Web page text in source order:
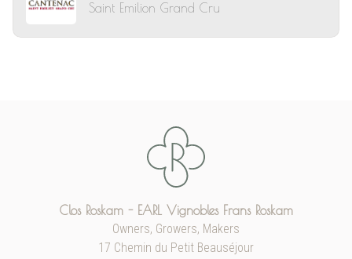
Saint Emilion Grand Cru
Clos Roskam - EARL Vignobles Frans Roskam
Owners, Growers, Makers
17 Chemin du Petit Beauséjour